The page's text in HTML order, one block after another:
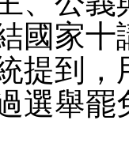
結國家
提到，
選舉罷